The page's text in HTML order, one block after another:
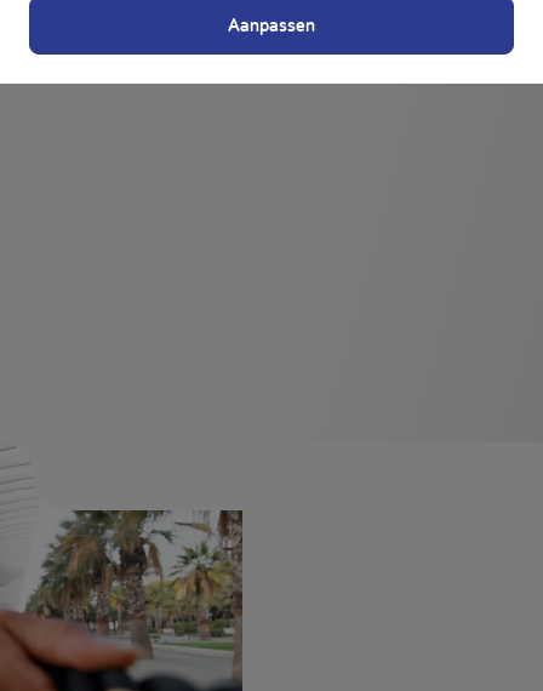
Aanpassen